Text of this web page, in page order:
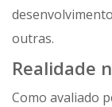
outras.
Realidade
Como avaliado